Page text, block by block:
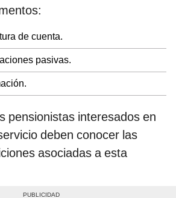
de cuenta.
pasivas.
pensionistas interesados en
deben conocer las
asociadas a esta